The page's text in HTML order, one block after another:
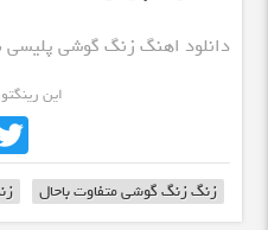
دانلود اهنگ زنگ گوشی پلیسی
این
زنگ زنگ گوشی متفاوت باحال